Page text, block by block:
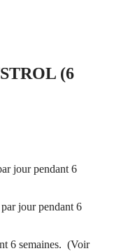
(6
jour pendant 6
jour pendant 6
6 semaines. (Voir